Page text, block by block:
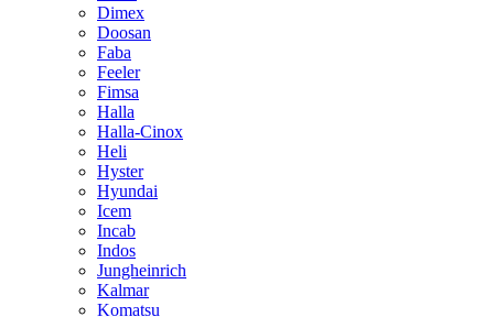
Dimex
Doosan
Faba
Feeler
Fimsa
Halla
Halla-Cinox
Heli
Hyster
Hyundai
Icem
Incab
Indos
Jungheinrich
Kalmar
Komatsu